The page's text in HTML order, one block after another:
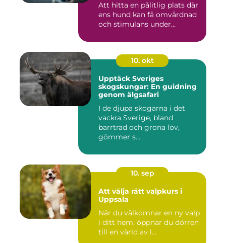
Att hitta en pålitlig plats där
ens hund kan få omvårdnad
och stimulans under...
10. okt
Upptäck Sveriges
skogskungar: En guidning
genom älgsafari
I de djupa skogarna i det
vackra Sverige, bland
barrträd och gröna löv,
gömmer s...
10. sep
Att välja rätt valpkurs i
Uppsala
När du välkomnar en ny valp
i ditt hem, öppnar du dörren
till en värld av l...